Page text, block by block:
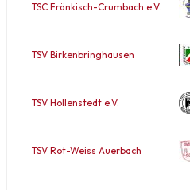
TSC Fränkisch-Crumbach e.V.
TSV Birkenbringhausen
TSV Hollenstedt e.V.
TSV Rot-Weiss Auerbach